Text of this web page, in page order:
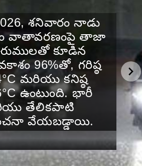
శనివారం నాడు
వాతావరణంపై తాజా
కూడిన
96%తో, గరిష్ఠ
మరియు కనిష్ఠ
ఉంటుంది. భారీ
తేలికపాటి
వేయబడ్డాయి.